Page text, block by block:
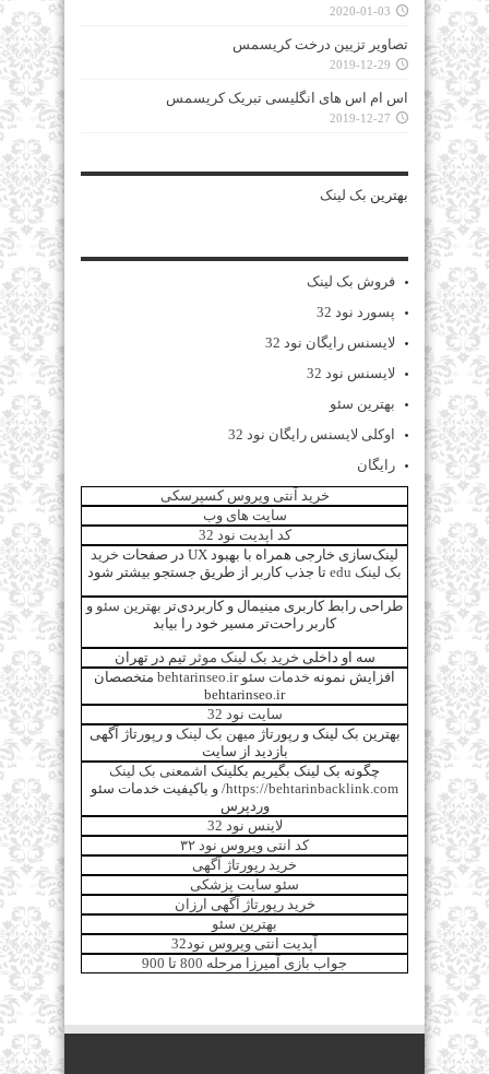
2020-01-03
تصاویر تزیین درخت کریسمس
2019-12-29
اس ام اس های انگلیسی تبریک کریسمس
2019-12-27
بهترین بک لینک
فروش بک لینک
پسورد نود 32
لایسنس رایگان نود 32
لایسنس نود 32
بهترین سئو
اوکلی لایسنس رایگان نود 32
رایگان
خرید آنتی ویروس کسپرسکی
سایت های وب
کد اپدیت نود 32
لینک‌سازی خارجی همراه با بهبود UX در صفحات
خرید
بک لینک edu
تا جذب کاربر از طریق جستجو بیشتر شود
طراحی رابط کاربری مینیمال و کاربردی‌تر بهترین سئو و
کاربر راحت‌تر مسیر خود را بیابد
سه او داخلی خرید بک لینک موثر تیم در تهران
افزایش نمونه خدمات سئو behtarinseo.ir
متخصصان
behtarinseo.ir
سایت نود 32
بهترین بک لینک و رپورتاژ میهن بک لینک و رپورتاژ آگهی
بازدید از سایت
چگونه بک لینک بگیریم بکلینک اشمعنی بک لینک
https://behtarinbacklink.com/ و باکیفیت خدمات سئو
وردپرس
لاینس نود 32
کد انتی ویروس نود ۳۲
خرید رپورتاژ آگهی
سئو سایت پزشکی
خرید رپورتاژ آگهی ارزان
بهترین سئو
آپدیت انتی ویروس نود32
جواب بازی آمیرزا مرحله 800 تا 900